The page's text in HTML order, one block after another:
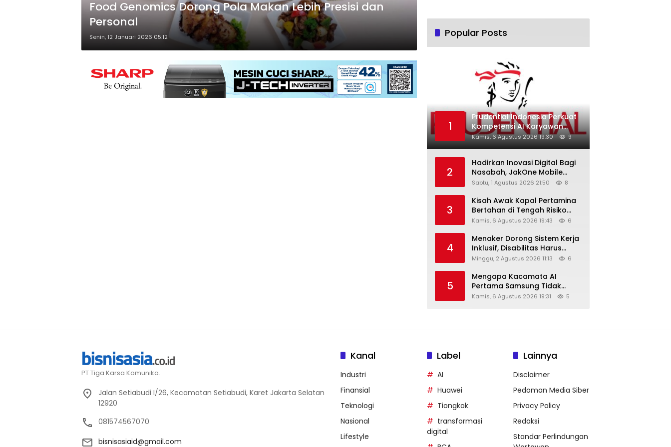
Food Genomics Dorong Pola Makan Lebih Presisi dan
Personal
Senin, 12 Januari 2026 05:12 Popular Posts
1
Prudential Indonesia Perkuat
Kompetensi AI Karyawan
Lewat AI Week
Kamis, 6 Agustus 2026 19:30 9
2
Hadirkan Inovasi Digital Bagi
Nasabah, JakOne Mobile
Antar Bank Jakarta Sukses
Awards 2026
Sabtu, 1 Agustus 2026 21:50 8
3
Kisah Awak Kapal Pertamina
Bertahan di Tengah Risiko
Pelayaran Selat Hormuz
Kamis, 6 Agustus 2026 19:43 6
4
Menaker Dorong Sistem Kerja
Inklusif, Disabilitas Harus
Dapat Kesempatan Setara
Minggu, 2 Agustus 2026 11:13 6
5
Mengapa Kacamata AI
Pertama Samsung Tidak
Dibekali Layar?
Kamis, 6 Agustus 2026 19:31 5
PT Tiga Karsa Komunika.
Jalan Setiabudi I/26, Kecamatan Setiabudi, Karet Jakarta Selatan
12920
081574567070
bisnisasiaid@gmail.com
Kanal
Industri
Finansial
Teknologi
Nasional
Lifestyle
Label
AI
Huawei
Tiongkok
transformasi
digital
Lainnya
Disclaimer
Pedoman Media Siber
Privacy Policy
Redaksi
Standar Perlindungan